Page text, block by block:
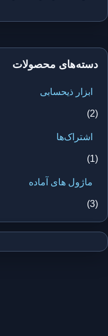
دسته‌های محصولات
ابزار ذیحسابی
(2)
اشتراک‌ها
(1)
ماژول های آماده
(3)